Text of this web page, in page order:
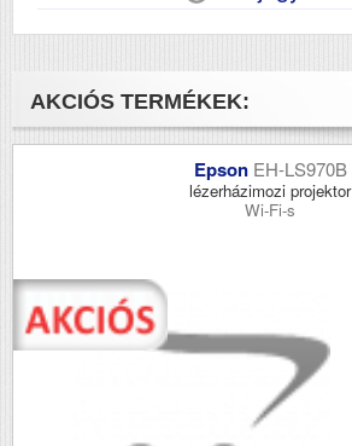
AKCIÓS TERMÉKEK:
Epson EH-LS970B
lézerházimozi projektor
Wi-Fi-s